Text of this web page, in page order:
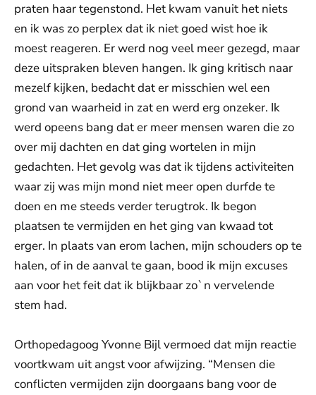
praten haar tegenstond. Het kwam vanuit het niets
en ik was zo perplex dat ik niet goed wist hoe ik
moest reageren. Er werd nog veel meer gezegd, maar
deze uitspraken bleven hangen. Ik ging kritisch naar
mezelf kijken, bedacht dat er misschien wel een
grond van waarheid in zat en werd erg onzeker. Ik
werd opeens bang dat er meer mensen waren die zo
over mij dachten en dat ging wortelen in mijn
gedachten. Het gevolg was dat ik tijdens activiteiten
waar zij was mijn mond niet meer open durfde te
doen en me steeds verder terugtrok. Ik begon
plaatsen te vermijden en het ging van kwaad tot
erger. In plaats van erom lachen, mijn schouders op te
halen, of in de aanval te gaan, bood ik mijn excuses
aan voor het feit dat ik blijkbaar zo`n vervelende
stem had.
Orthopedagoog Yvonne Bijl vermoed dat mijn reactie
voortkwam uit angst voor afwijzing. “Mensen die
conflicten vermijden zijn doorgaans bang voor de